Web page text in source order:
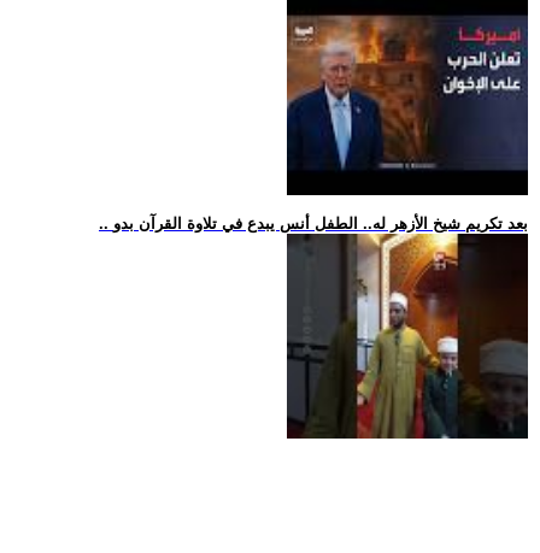
.. بعد تكريم شيخ الأزهر له.. الطفل أنس يبدع في تلاوة القرآن بدو